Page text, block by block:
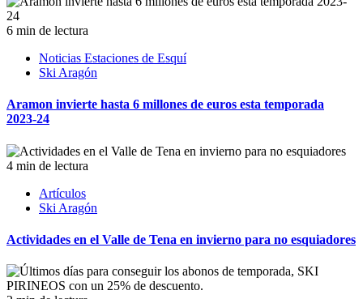
6 min de lectura
Noticias Estaciones de Esquí
Ski Aragón
Aramon invierte hasta 6 millones de euros esta temporada
2023-24
4 min de lectura
Artículos
Ski Aragón
Actividades en el Valle de Tena en invierno para no esquiadores